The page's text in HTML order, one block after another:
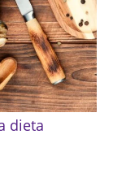
dieta